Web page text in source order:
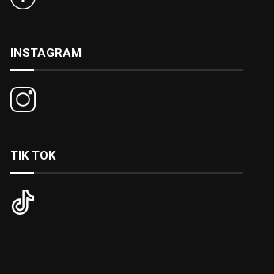
INSTAGRAM
TIK TOK